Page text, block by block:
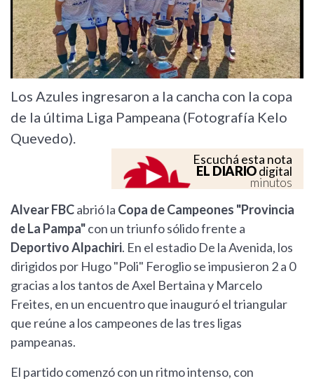
Los Azules ingresaron a la cancha con la copa
de la última Liga Pampeana (Fotografía Kelo
Quevedo).
Escuchá esta nota
EL DIARIOdigital
minutos
Alvear FBCabrió la Copa de Campeones "Provincia
de La Pampa"con un triunfo sólido frente a
Deportivo Alpachiri. En el estadio De la Avenida, los
dirigidos por Hugo "Poli" Feroglio se impusieron 2 a 0
gracias a los tantos de Axel Bertaina y Marcelo
Freites, en un encuentro que inauguró el triangular
que reúne a los campeones de las tres ligas
pampeanas.
El partido comenzó con un ritmo intenso, con